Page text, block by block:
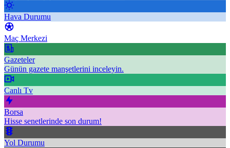
Hava Durumu
Maç Merkezi
Gazeteler
Günün gazete manşetlerini inceleyin.
Canlı Tv
Borsa
Hisse senetlerinde son durum!
Yol Durumu